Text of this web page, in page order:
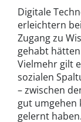
Digitale
erleichtern
Zugang zu
gehabt
Vielmehr gilt
sozialen
– zwischen
gut umgehen
gelernt haben.